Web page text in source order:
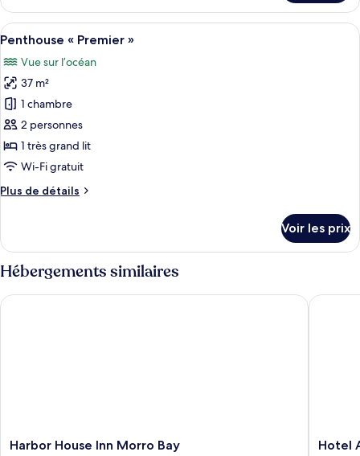
»
le
type
de
Suite
«
Premier
Afficher
toutes
les
photos
pour
ce
type
de
chambre :
Penthouse
»
Un balcon avec des fauteuils de
50
Penthouse « Premier »
Vue sur l’océan
37 m²
1 chambre
2 personnes
1 très grand lit
Wi-Fi gratuit
Plus de détails
Plus
le
type
de
chambre
Penthouse
Voir les prix
Hébergements similaires
Harbor
Harbor House Inn Morro Bay
Harbor House Inn Morro Bay
Hotel
Hotel
Hotel